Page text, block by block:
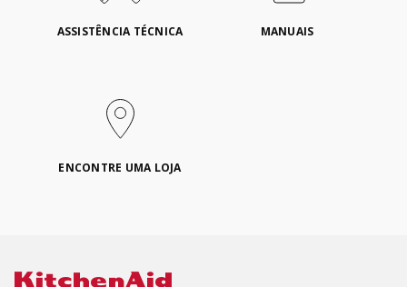
ASSISTÊNCIA TÉCNICA MANUAIS
ENCONTRE UMA LOJA